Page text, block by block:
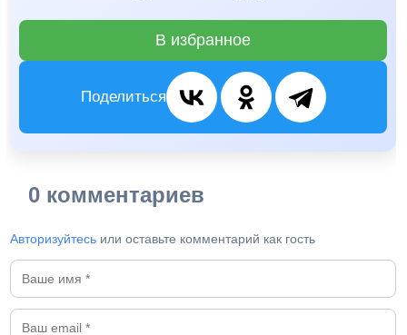
В избранное
Поделиться
0 комментариев
Авторизуйтесь или оставьте комментарий как гость